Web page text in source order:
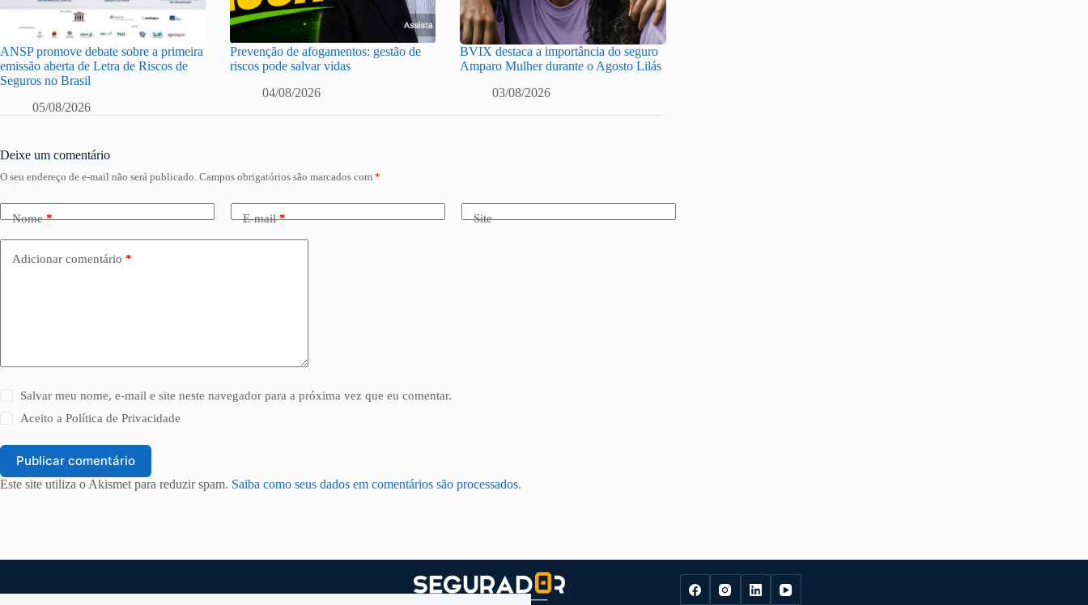
ANSP promove debate sobre a primeira
emissão aberta de Letra de Riscos de
Seguros no Brasil
05/08/2026
Prevenção de afogamentos: gestão de
riscos pode salvar vidas
04/08/2026
BVIX destaca a importância do seguro
Amparo Mulher durante o Agosto Lilás
03/08/2026
Deixe um comentário
O seu endereço de e-mail não será publicado. Campos obrigatórios são marcados com *
Nome* E-mail* Site
Adicionar comentário *
Salvar meu nome, e-mail e site neste navegador para a próxima vez que eu comentar.
Aceito aPolítica de Privacidade
Publicar comentário
Este site utiliza o Akismet para reduzir spam. Saiba como seus dados em comentários são processados.